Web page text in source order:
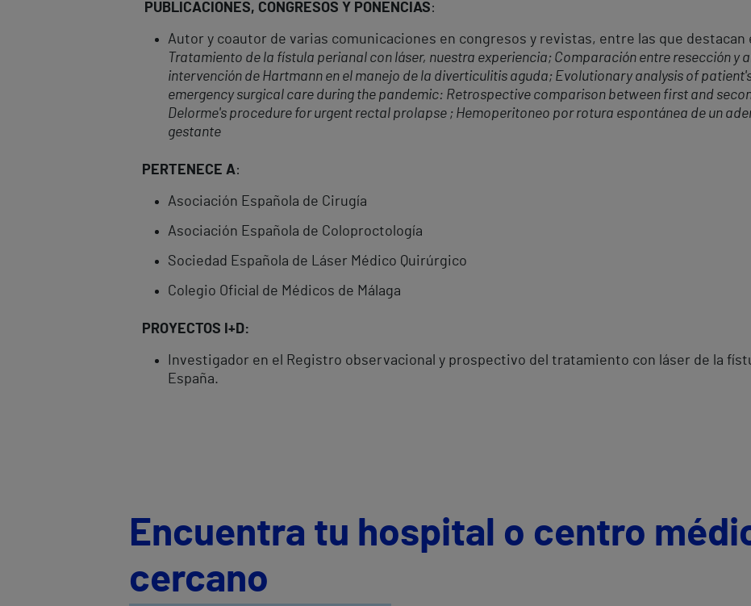
PUBLICACIONES, CONGRESOS Y PONENCIAS:
Autor y coautor de varias comunicaciones en congresos y revistas, entre las que destacan
Tratamiento de la fístula perianal con láser, nuestra experiencia; Comparación entre resección y
intervención de Hartmann en el manejo de la diverticulitis aguda; Evolutionary analysis of
emergency surgical care during the pandemic: Retrospective comparison between first and
Delorme's procedure for urgent rectal prolapse ; Hemoperitoneo por rotura espontánea de un
gestante
PERTENECE A:
Asociación Española de Cirugía
Asociación Española de Coloproctología
Sociedad Española de Láser Médico Quirúrgico
Colegio Oficial de Médicos de Málaga
PROYECTOS I+D:
Investigador en el Registro observacional y prospectivo del tratamiento con láser de la
España.
Encuentra tu hospital o centro
cercano